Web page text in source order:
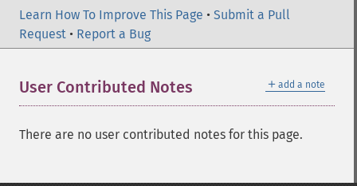
Learn How To Improve This Page • Submit a Pull
Request • Report a Bug
＋ add a note
User Contributed Notes
There are no user contributed notes for this page.